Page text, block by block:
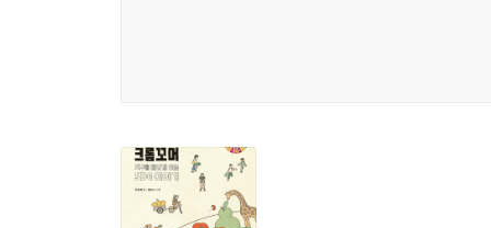
0부터 시작해서 20까지 21가지 숫자 이야기는